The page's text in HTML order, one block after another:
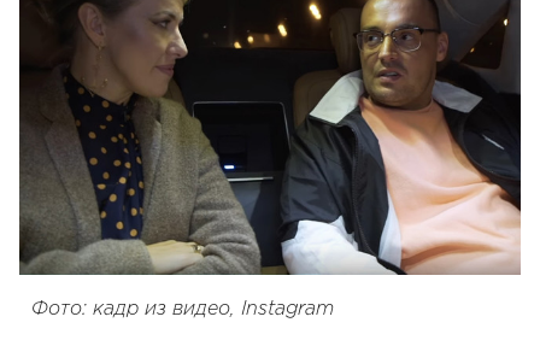
Фото: кадр из видео, Instagram